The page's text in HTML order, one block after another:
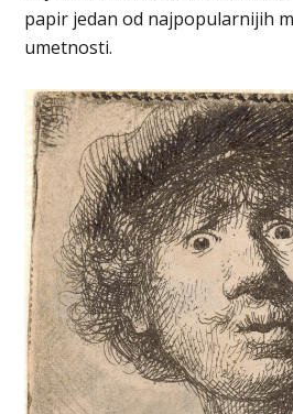
papir jedan od najpopularnijih
umetnosti.